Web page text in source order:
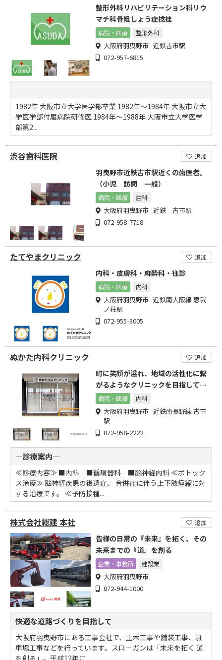
整形外科リハビリテーション科リウ
マチ科骨粗しょう症捻挫
病院・医療 整形外科
大阪府羽曳野市 近鉄古市駅
072-957-6815
1982年 大阪市立大学医学部卒業 1982年～1984年 大阪市立大
学医学部付属病院研修医 1984年～1988年 大阪市立大学医学
部第2...
渋谷歯科医院 追加
羽曳野市近鉄古市駅近くの歯医者。
（小児 訪問 一般）
病院・医療 歯科
大阪府羽曳野市 近鉄 古市駅
072-958-7718
たてやまクリニック 追加
内科・皮膚科・麻酔科・往診
病院・医療 内科
大阪府羽曳野市 近鉄南大阪線 恵我
ノ荘駅
072-955-3005
ぬかた内科クリニック 追加
町に笑顔が溢れ、地域の活性化に繋
がるようなクリニックを目指してい
ます。
病院・医療 内科
大阪府羽曳野市 近鉄南長野線 古市
駅
072-958-2222
―診療案内―
≪診療内容≫ ■内科 ■循環器科 ■脳神経内科 ≪ボトック
ス治療≫ 脳神経疾患の後遺症、 合併症に伴う上下肢痙縮に対
する治療です。 ≪予防接種...
株式会社総建 本社 追加
皆様の日常の『未来』を拓く、その
未来までの『道』を創る
企業・事務所 建設業
大阪府羽曳野市
072-944-1000
快適な道路づくりを目指して
大阪府羽曳野市にある工事会社で、土木工事や舗装工事、駐
車場工事などを行っています。スローガンは「未来を拓く 道